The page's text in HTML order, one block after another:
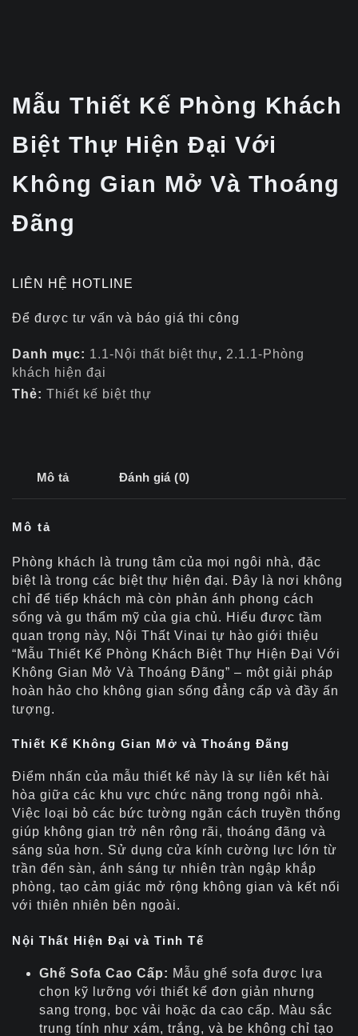
Mẫu Thiết Kế Phòng Khách
Biệt Thự Hiện Đại Với
Không Gian Mở Và Thoáng
Đãng
LIÊN HỆ HOTLINE
Để được tư vấn và báo giá thi công
Danh mục: 1.1-Nội thất biệt thự, 2.1.1-Phòng
khách hiện đại
Thẻ: Thiết kế biệt thự
Mô tả Đánh giá (0)
Mô tả
Phòng khách là trung tâm của mọi ngôi nhà, đặc
biệt là trong các biệt thự hiện đại. Đây là nơi không
chỉ để tiếp khách mà còn phản ánh phong cách
sống và gu thẩm mỹ của gia chủ. Hiểu được tầm
quan trọng này, Nội Thất Vinai tự hào giới thiệu
“Mẫu Thiết Kế Phòng Khách Biệt Thự Hiện Đại Với
Không Gian Mở Và Thoáng Đãng” – một giải pháp
hoàn hảo cho không gian sống đẳng cấp và đầy ấn
tượng.
Thiết Kế Không Gian Mở và Thoáng Đãng
Điểm nhấn của mẫu thiết kế này là sự liên kết hài
hòa giữa các khu vực chức năng trong ngôi nhà.
Việc loại bỏ các bức tường ngăn cách truyền thống
giúp không gian trở nên rộng rãi, thoáng đãng và
sáng sủa hơn. Sử dụng cửa kính cường lực lớn từ
trần đến sàn, ánh sáng tự nhiên tràn ngập khắp
phòng, tạo cảm giác mở rộng không gian và kết nối
với thiên nhiên bên ngoài.
Nội Thất Hiện Đại và Tinh Tế
Ghế Sofa Cao Cấp: Mẫu ghế sofa được lựa
chọn kỹ lưỡng với thiết kế đơn giản nhưng
sang trọng, bọc vải hoặc da cao cấp. Màu sắc
trung tính như xám, trắng, và be không chỉ tạo